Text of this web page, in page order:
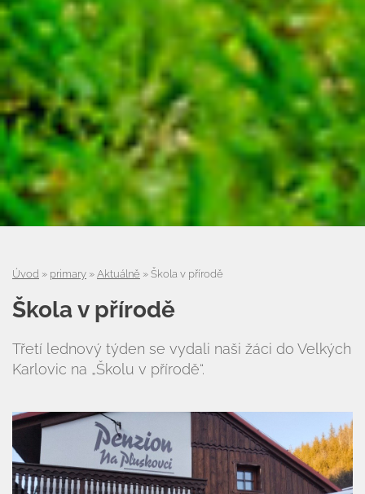
Úvod » primary » Aktuálně » Škola v přírodě
Škola v přírodě
Třetí lednový týden se vydali naši žáci do Velkých
Karlovic na „Školu v přírodě“.